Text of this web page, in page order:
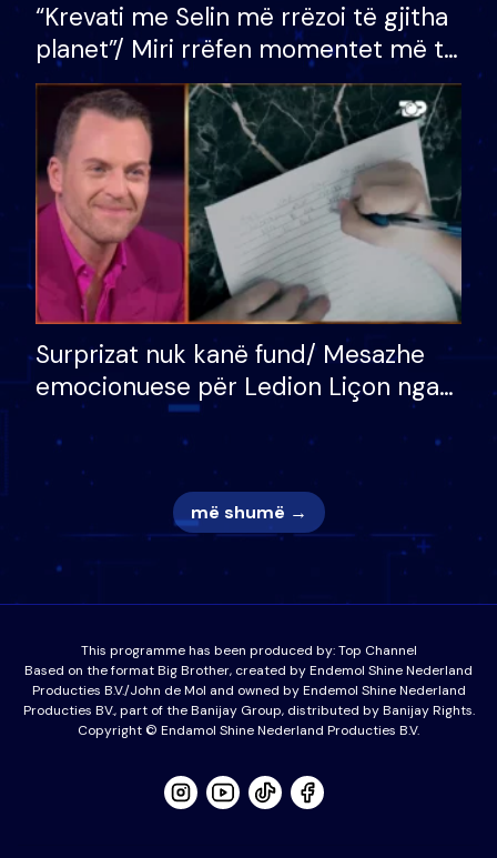
“Krevati me Selin më rrëzoi të gjitha
planet”/ Miri rrëfen momentet më të
bukura në shtëpinë e BB VIP: Do më
mungojë zilja e mëngjesit kur…
Surprizat nuk kanë fund/ Mesazhe
emocionuese për Ledion Liçon nga
nëna dhe fëmijët e tij, moderatori
nuk i mban dot lotët: Nuk meritoj…
më shumë →
This programme has been produced by:Top Channel
Based on the format Big Brother, created by Endemol Shine Nederland
Producties B.V./John de Mol and owned by Endemol Shine Nederland
Producties BV., part of the Banijay Group, distributed by Banijay Rights.
Copyright © Endamol Shine Nederland Producties B.V.